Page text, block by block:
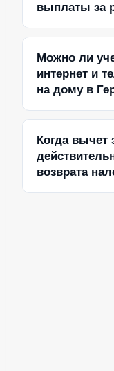
выплаты за
Можно ли
интернет и
на дому в
Когда вычет
возврата